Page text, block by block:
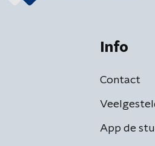
Info
Contact
App de